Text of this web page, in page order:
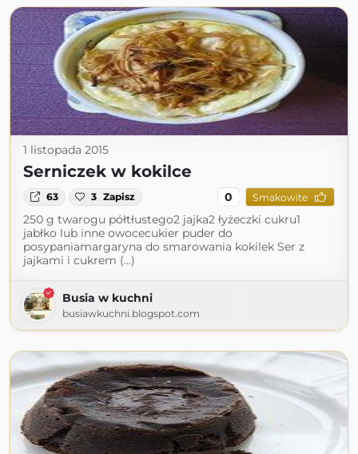
1 listopada 2015
Serniczek w kokilce
63 3 Zapisz 0 Smakowite
250 g twarogu półtłustego2 jajka2 łyżeczki cukru1
jabłko lub inne owocecukier puder do
posypaniamargaryna do smarowania kokilek Ser z
jajkami i cukrem (...)
Busia w kuchni
busiawkuchni.blogspot.com